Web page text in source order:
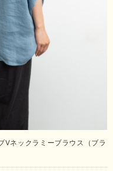
Vネックラミーブラウス（ブラ